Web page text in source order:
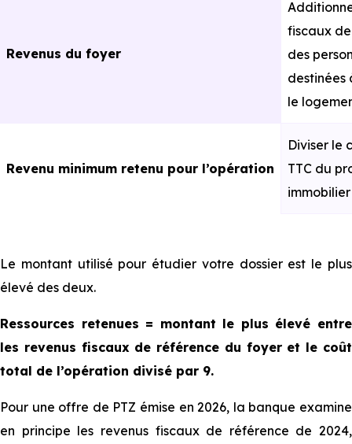
Revenus du foyer
fiscaux
des
destinées
le
Revenu minimum retenu pour l’opération
Diviser le
TTC du
Le montant utilisé pour étudier votre dossier est le plus
élevé des deux.
Ressources retenues = montant le plus élevé entre
les revenus fiscaux de référence du foyer et le coût
total de l’opération divisé par 9.
Pour une offre de PTZ émise en 2026, la banque examine
en principe les revenus fiscaux de référence de 2024,